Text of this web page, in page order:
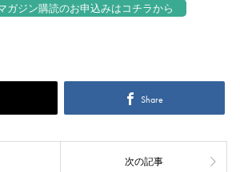
ガジン購読のお申込みはコチラから
Share
次の記事